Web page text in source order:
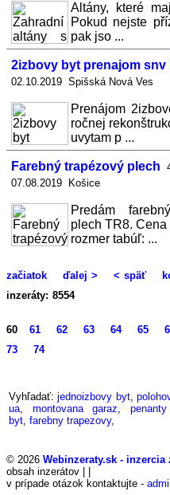
Altány, které
Pokud nejste
pak jso ...
2izbovy byt prenajom snv
02.10.2019 Spišská Nová Ves
Prenájom
ročnej
uvytam p ...
Farebný trapézový plech
07.08.2019 Košice
Predám
plech TR8.
rozmer tabúľ: ...
začiatok ďalej > < späť
inzeráty: 8554
60 61 62 63 64 65
73
74
Vyhľadať:jednoizbovy byt,
ua, montovana garaz,
byt, farebny trapezovy,
© 2026 Webinzeraty.sk - inzercia
obsah inzerátov | |
v prípade otázok kontaktujte -